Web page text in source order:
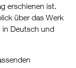
erschienen ist.
über das Werk
in Deutsch und